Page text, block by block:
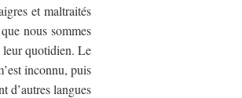
et maltraités
nous sommes
leur quotidien. Le
inconnu, puis
d’autres langues